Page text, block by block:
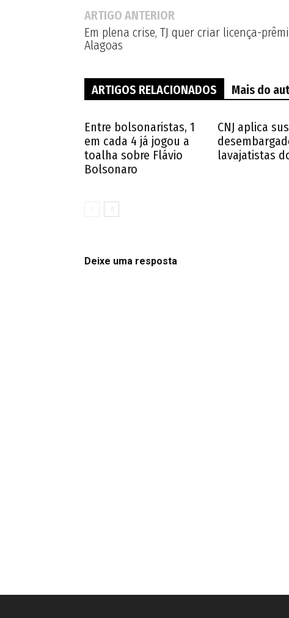
ARTIGO ANTERIOR
Em plena crise, TJ quer criar licença-
Alagoas
ARTIGOS RELACIONADOS Mais do
Entre bolsonaristas, 1
em cada 4 já jogou a
toalha sobre Flávio
Bolsonaro
CNJ aplica
lavajatistas
Deixe uma resposta